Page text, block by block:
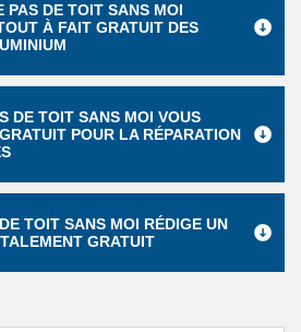
PAS DE TOIT SANS MOI
À FAIT GRATUIT DES
DE TOIT SANS MOI VOUS
POUR LA RÉPARATION
TOIT SANS MOI RÉDIGE UN
GRATUIT